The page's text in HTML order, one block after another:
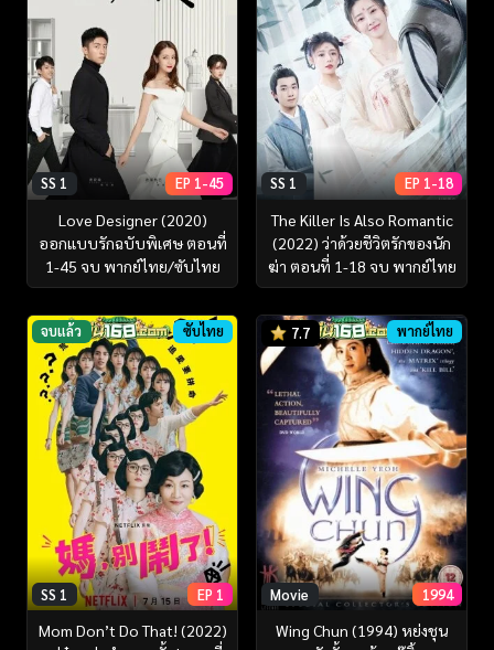
SS 1 EP 1-45
Love Designer (2020)
ออกแบบรักฉบับพิเศษ ตอนที่
1-45 จบ พากย์ไทย/ซับไทย
SS 1 EP 1-18
The Killer Is Also Romantic
(2022) ว่าด้วยชีวิตรักของนัก
ฆ่า ตอนที่ 1-18 จบ พากย์ไทย
จบแล้ว ซับไทย
SS 1 EP 1
Mom Don’t Do That! (2022)
7.7 พากย์ไทย
Movie 1994
Wing Chun (1994) หย่งชุน